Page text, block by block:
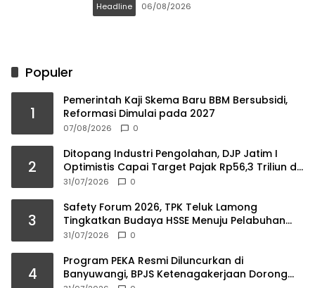
Headline 06/08/2026
Populer
1
Pemerintah Kaji Skema Baru BBM Bersubsidi,
Reformasi Dimulai pada 2027
07/08/2026 0
2
Ditopang Industri Pengolahan, DJP Jatim I
Optimistis Capai Target Pajak Rp56,3 Triliun di
2026
31/07/2026 0
3
Safety Forum 2026, TPK Teluk Lamong
Tingkatkan Budaya HSSE Menuju Pelabuhan
Berkelas Dunia
31/07/2026 0
4
Program PEKA Resmi Diluncurkan di
Banyuwangi, BPJS Ketenagakerjaan Dorong